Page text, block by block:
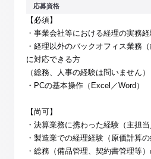
応募資格
【必須】
・事業会社等における経理の実務
・経理以外のバックオフィス業務
に対応できる方
（総務、人事の経験は問いません）
・PCの基本操作（Excel／Word）
【尚可】
・決算業務に携わった経験（主担当
・製造業での経理経験（原価計算の
・総務（備品管理、契約書管理等